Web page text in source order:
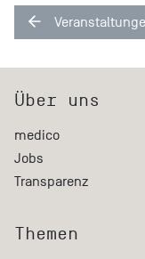
Über uns
medico
Jobs
Transparenz
Themen